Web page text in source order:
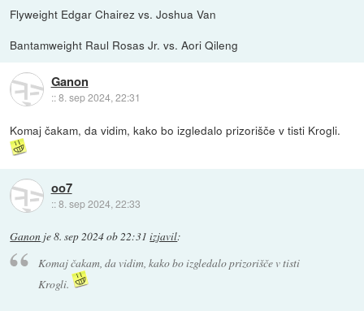
Flyweight Edgar Chairez vs. Joshua Van
Bantamweight Raul Rosas Jr. vs. Aori Qileng
Ganon
::8. sep 2024, 22:31
Komaj čakam, da vidim, kako bo izgledalo prizorišče v tisti Krogli.
oo7
::8. sep 2024, 22:33
Ganon je8. sep 2024 ob 22:31 izjavil:
Komaj čakam, da vidim, kako bo izgledalo prizorišče v tisti
Krogli.